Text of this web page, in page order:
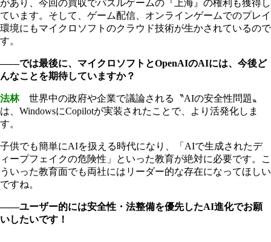
があり、今回の買収でパズルゲームの『上海』の権利も獲得し
ています。そして、ゲーム配信、オンラインゲームでのプレイ
環境にもマイクロソフトのクラウド技術が生かされているので
す。
――では最後に、マイクロソフトとOpenAIのAIには、今後ど
んなことを期待していますか？
法林世界中の政府や企業で議論される〝AIの安全性問題〟
は、WindowsにCopilotが実装されたことで、より活発化しま
す。
子供でも簡単にAIを扱える時代になり、「AIで生成されたデ
ィープフェイクの危険性」といった教育が絶対に必要です。こ
ういった教育面でも両社にはリーダー的な存在になってほしい
ですね。
――ユーザー的には安全性・法整備を優先したAI進化でお願
いしたいです！